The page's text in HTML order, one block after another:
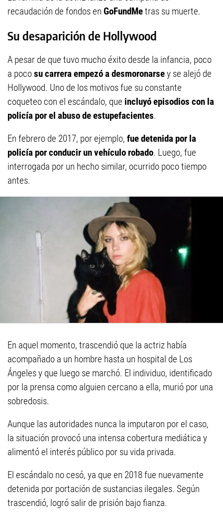
recaudación de fondos en GoFundMetras su muerte.
Su desaparición de Hollywood
A pesar de que tuvo mucho éxito desde la infancia, poco
a pocosu carrera empezó a desmoronarsey se alejó de
Hollywood. Uno de los motivos fue su constante
coqueteo con el escándalo, que incluyó episodios con la
policía por el abuso de estupefacientes.
En febrero de 2017, por ejemplo, fue detenida por la
policía por conducir un vehículo robado. Luego, fue
interrogada por un hecho similar, ocurrido poco tiempo
antes.
En aquel momento, trascendió que la actriz había
acompañado a un hombre hasta un hospital de Los
Ángeles y que luego se marchó. El individuo, identificado
por la prensa como alguien cercano a ella, murió por una
sobredosis.
Aunque las autoridades nunca la imputaron por el caso,
la situación provocó una intensa cobertura mediática y
alimentó el interés público por su vida privada.
El escándalo no cesó, ya que en 2018 fue nuevamente
detenida por portación de sustancias ilegales. Según
trascendió, logró salir de prisión bajo fianza.